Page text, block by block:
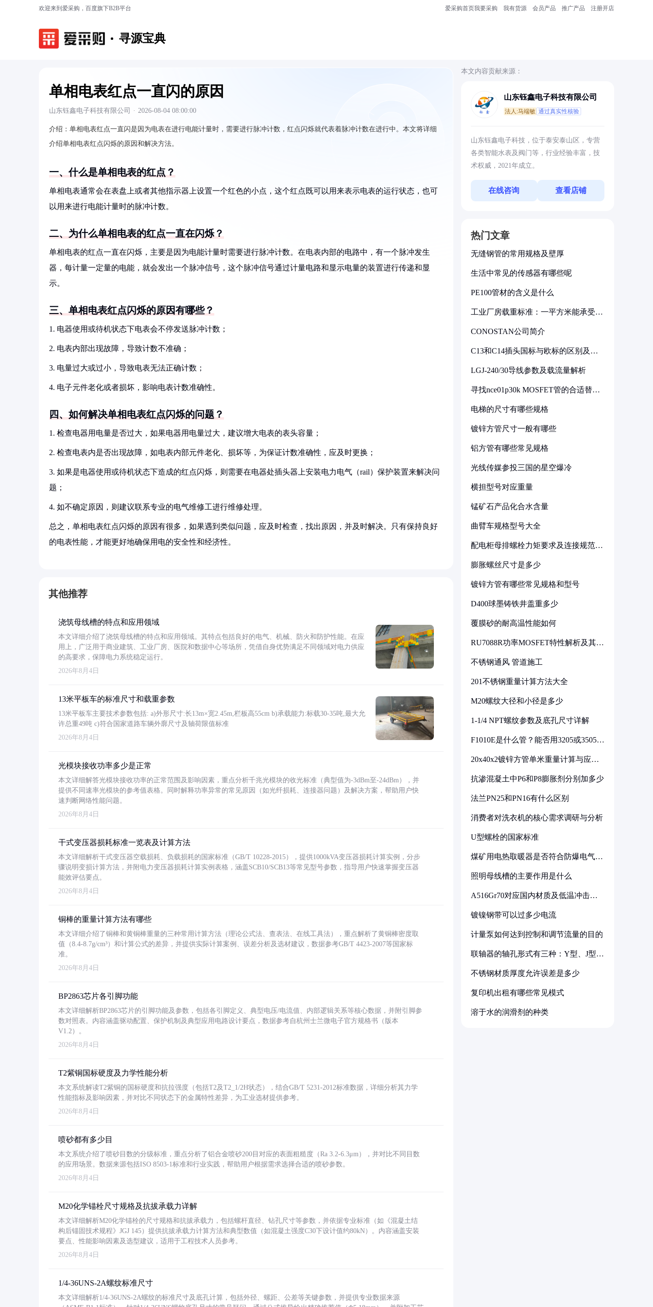
欢迎来到爱采购，百度旗下B2B平台 爱采购首页我要采购 我有货源 会员产品 推广产品 注册开店
寻源宝典
单相电表红点一直闪的原因
山东钰鑫电子科技有限公司 · 2026-08-04 08:00:00
介绍： 单相电表红点一直闪是因为电表在进行电能计量时，需要进行脉冲计数，红点闪烁就代表着脉冲计数在进行中。本文将详细
介绍单相电表红点闪烁的原因和解决方法。
一、什么是单相电表的红点？
单相电表通常会在表盘上或者其他指示器上设置一个红色的小点，这个红点既可以用来表示电表的运行状态，也可
以用来进行电能计量时的脉冲计数。
二、为什么单相电表的红点一直在闪烁？
单相电表的红点一直在闪烁，主要是因为电能计量时需要进行脉冲计数。在电表内部的电路中，有一个脉冲发生
器，每计量一定量的电能，就会发出一个脉冲信号，这个脉冲信号通过计量电路和显示电量的装置进行传递和显
示。
三、单相电表红点闪烁的原因有哪些？
1. 电器使用或待机状态下电表会不停发送脉冲计数；
2. 电表内部出现故障，导致计数不准确；
3. 电量过大或过小，导致电表无法正确计数；
4. 电子元件老化或者损坏，影响电表计数准确性。
四、如何解决单相电表红点闪烁的问题？
1. 检查电器用电量是否过大，如果电器用电量过大，建议增大电表的表头容量；
2. 检查电表内是否出现故障，如电表内部元件老化、损坏等，为保证计数准确性，应及时更换；
3. 如果是电器使用或待机状态下造成的红点闪烁，则需要在电器处插头器上安装电力电气（rail）保护装置来解决问
题；
4. 如不确定原因，则建议联系专业的电气维修工进行维修处理。
总之，单相电表红点闪烁的原因有很多，如果遇到类似问题，应及时检查，找出原因，并及时解决。只有保持良好
的电表性能，才能更好地确保用电的安全性和经济性。
其他推荐
浇筑母线槽的特点和应用领域
本文详细介绍了浇筑母线槽的特点和应用领域。其特点包括良好的电气、机械、防火和防护性能。在应
用上，广泛用于商业建筑、工业厂房、医院和数据中心等场所，凭借自身优势满足不同领域对电力供应
的高要求，保障电力系统稳定运行。
2026年8月4日
13米平板车的标准尺寸和载重参数
13米平板车主要技术参数包括: a)外形尺寸:长13m×宽2.45m,栏板高55cm b)承载能力:标载30-35吨,最大允
许总重49吨 c)符合国家道路车辆外廓尺寸及轴荷限值标准
2026年8月4日
光模块接收功率多少是正常
本文详细解答光模块接收功率的正常范围及影响因素，重点分析千兆光模块的收光标准（典型值为-3dBm至-24dBm），并
提供不同速率光模块的参考值表格。同时解释功率异常的常见原因（如光纤损耗、连接器问题）及解决方案，帮助用户快
速判断网络性能问题。
2026年8月4日
干式变压器损耗标准一览表及计算方法
本文详细解析干式变压器空载损耗、负载损耗的国家标准（GB/T 10228-2015），提供1000kVA变压器损耗计算实例，分步
骤说明变损计算方法，并附电力变压器损耗计算实例表格，涵盖SCB10/SCB13等常见型号参数，指导用户快速掌握变压器
能效评估要点。
2026年8月4日
铜棒的重量计算方法有哪些
本文详细介绍了铜棒和黄铜棒重量的三种常用计算方法（理论公式法、查表法、在线工具法），重点解析了黄铜棒密度取
值（8.4-8.7g/cm³）和计算公式的差异，并提供实际计算案例、误差分析及选材建议，数据参考GB/T 4423-2007等国家标
准。
2026年8月4日
BP2863芯片各引脚功能
本文详细解析BP2863芯片的引脚功能及参数，包括各引脚定义、典型电压/电流值、内部逻辑关系等核心数据，并附引脚参
数对照表。内容涵盖驱动配置、保护机制及典型应用电路设计要点，数据参考自杭州士兰微电子官方规格书（版本
V1.2）。
2026年8月4日
T2紫铜国标硬度及力学性能分析
本文系统解读T2紫铜的国标硬度和抗拉强度（包括T2及T2_1/2H状态），结合GB/T 5231-2012标准数据，详细分析其力学
性能指标及影响因素，并对比不同状态下的金属特性差异，为工业选材提供参考。
2026年8月4日
喷砂都有多少目
本文系统介绍了喷砂目数的分级标准，重点分析了铝合金喷砂200目对应的表面粗糙度（Ra 3.2-6.3μm），并对比不同目数
的应用场景。数据来源包括ISO 8503-1标准和行业实践，帮助用户根据需求选择合适的喷砂参数。
2026年8月4日
M20化学锚栓尺寸规格及抗拔承载力详解
本文详细解析M20化学锚栓的尺寸规格和抗拔承载力，包括螺杆直径、钻孔尺寸等参数，并依据专业标准（如《混凝土结
构后锚固技术规程》JGJ 145）提供抗拔承载力计算方法和典型数值（如混凝土强度C30下设计值约80kN）。内容涵盖安装
要点、性能影响因素及选型建议，适用于工程技术人员参考。
2026年8月4日
1/4-36UNS-2A螺纹标准尺寸
本文详细解析1/4-36UNS-2A螺纹的标准尺寸及底孔计算，包括外径、螺距、公差等关键参数，并提供专业数据来源
本文内容贡献来源：
山东钰鑫电子科技有限公司
法人:马端敏 通过真实性核验
山东钰鑫电子科技，位于泰安泰山区，专营
各类智能水表及阀门等，行业经验丰富，技
术权威，2021年成立。
在线咨询 查看店铺
热门文章
无缝钢管的常用规格及壁厚
生活中常见的传感器有哪些呢
PE100管材的含义是什么
工业厂房载重标准：一平方米能承受多
CONOSTAN公司简介
C13和C14插头国标与欧标的区别及其
LGJ-240/30导线参数及载流量解析
寻找nce01p30k MOSFET管的合适替代
电梯的尺寸有哪些规格
镀锌方管尺寸一般有哪些
铝方管有哪些常见规格
光线传媒参投三国的星空爆冷
横担型号对应重量
锰矿石产品化合水含量
曲臂车规格型号大全
配电柜母排螺栓力矩要求及连接规范详
膨胀螺丝尺寸是多少
镀锌方管有哪些常见规格和型号
D400球墨铸铁井盖重多少
覆膜砂的耐高温性能如何
RU7088R功率MOSFET特性解析及其在
不锈钢通风 管道施工
201不锈钢重量计算方法大全
M20螺纹大径和小径是多少
1-1/4 NPT螺纹参数及底孔尺寸详解
F1010E是什么管？能否用3205或3505代
20x40x2镀锌方管单米重量计算与应用
抗渗混凝土中P6和P8膨胀剂分别加多少
法兰PN25和PN16有什么区别
消费者对洗衣机的核心需求调研与分析
U型螺栓的国家标准
煤矿用电热取暖器是否符合防爆电气设
照明母线槽的主要作用是什么
A516Gr70对应国内材质及低温冲击要
镀镍钢带可以过多少电流
计量泵如何达到控制和调节流量的目的
联轴器的轴孔形式有三种：Y型、J型、
不锈钢材质厚度允许误差是多少
复印机出租有哪些常见模式
溶于水的润滑剂的种类